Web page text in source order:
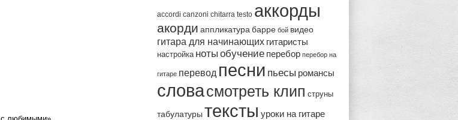
accordi canzoni chitarra testo аккорды
акорди аппликатура барре бой видео
гитара для начинающих гитаристы
настройка ноты обучение перебор перебор на
гитаре перевод песни пьесы романсы
словасмотреть клип струны
табулатуры тексты уроки на гитаре